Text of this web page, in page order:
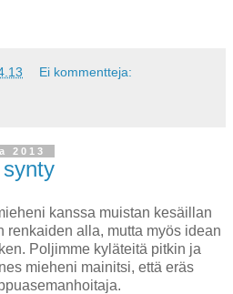
Ei kommentteja:
2013
kanssa muistan kesäillan
alla, mutta myös idean
Poljimme kyläteitä pitkin ja
mieheni mainitsi, että eräs